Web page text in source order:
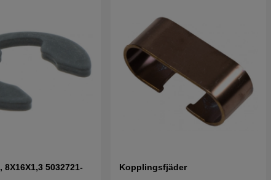
8X16X1,3 5032721-
Kopplingsfjäder